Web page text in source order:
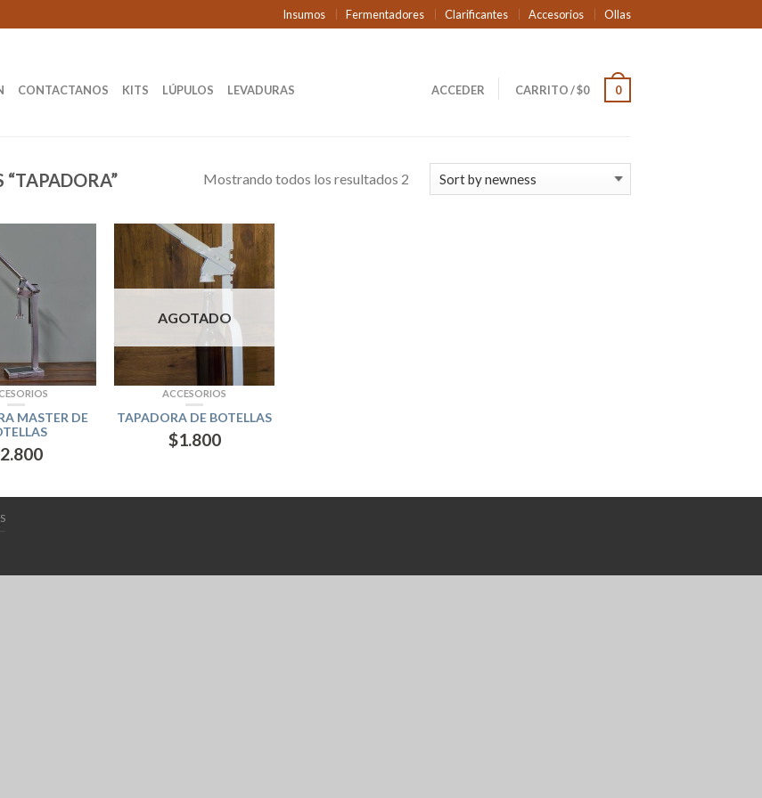
Insumos Fermentadores Clarificantes Accesorios Ollas
CONTACTANOS KITS LÚPULOS LEVADURAS ACCEDER CARRITO/$0 0
“TAPADORA” Mostrando todos los resultados 2
MASTER DE
2.800
AGOTADO
ACCESORIOS
TAPADORA DE BOTELLAS
$1.800